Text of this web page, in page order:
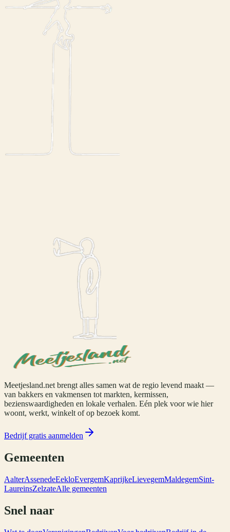
Meetjesland.net brengt alles samen wat de regio levend maakt —
van bakkers en vakmensen tot markten, kermissen,
bezienswaardigheden en lokale verhalen. Eén plek voor wie hier
woont, werkt, winkelt of op bezoek komt.
Bedrijf gratis aanmelden
Gemeenten
AalterAssenedeEekloEvergemKaprijkeLievegemMaldegemSint-
LaureinsZelzateAlle gemeenten
Snel naar